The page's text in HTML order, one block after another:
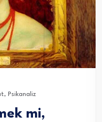
, Psikanaliz
mi,